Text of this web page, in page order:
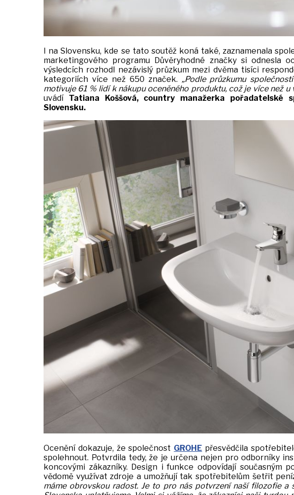
I na Slovensku, kde se tato soutěž koná také, zaznamenala
marketingového programu Důvěryhodné značky si odnesla
výsledcích rozhodl nezávislý průzkum mezi dvěma tisíci
kategoriích více než 650 značek. „Podle průzkumu
motivuje 61 % lidí k nákupu oceněného produktu, což je více než
uvádí Tatiana Koššová, country manažerka pořadatelské
Slovensku.
Ocenění dokazuje, že společnost GROHE přesvědčila
spolehnout. Potvrdila tedy, že je určena nejen pro odborníky
koncovými zákazníky. Design i funkce odpovídají současným
vědomě využívat zdroje a umožňují tak spotřebitelům šetřit
máme obrovskou radost. Je to pro nás potvrzení naší filozofie a